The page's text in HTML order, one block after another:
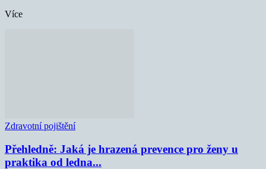
Více
Zdravotní pojištění
Přehledně: Jaká je hrazená prevence pro ženy u
praktika od ledna...